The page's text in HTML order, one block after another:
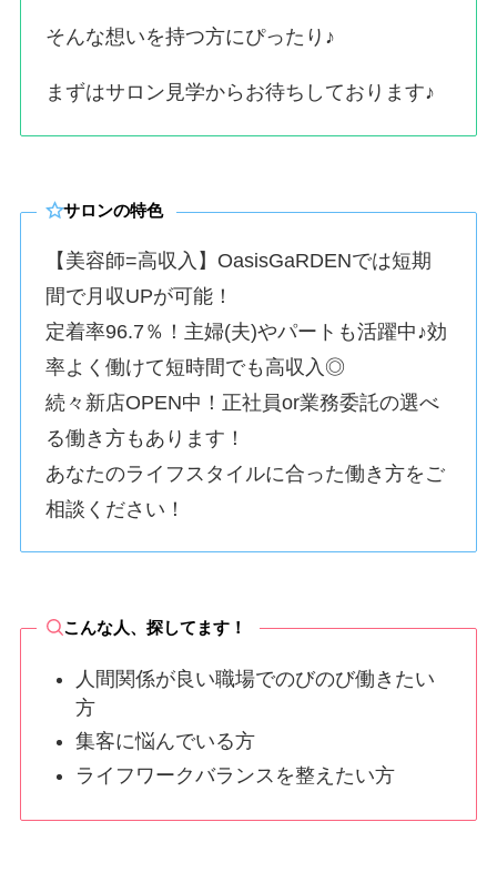
そんな想いを持つ方にぴったり♪
まずはサロン見学からお待ちしております♪
サロンの特色
【美容師=高収入】OasisGaRDENでは短期
間で月収UPが可能！
定着率96.7％！主婦(夫)やパートも活躍中♪効
率よく働けて短時間でも高収入◎
続々新店OPEN中！正社員or業務委託の選べ
る働き方もあります！
あなたのライフスタイルに合った働き方をご
相談ください！
こんな人、探してます！
人間関係が良い職場でのびのび働きたい
方
集客に悩んでいる方
ライフワークバランスを整えたい方